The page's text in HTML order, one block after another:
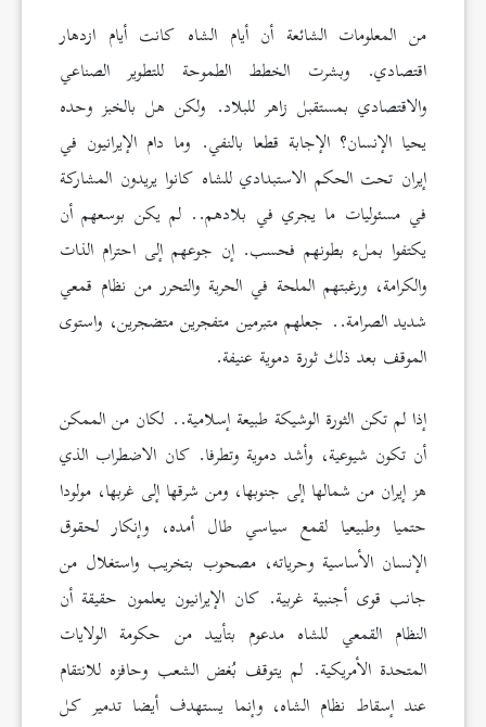
من المعلومات الشائعة أن أيام الشاه كانت أيام ازدهار
اقتصادي. وبشرت الخطط الطموحة للتطوير الصناعي
والاقتصادي بمستقبل زاهر للبلاد. ولكن هل بالخبز وحده
يحيا الإنسان؟ الإجابة قطعا بالنفي. وما دام الإيرانيون في
إيران تحت الحكم الاستبدادي للشاه كانوا يريدون المشاركة
في مسئوليات ما يجري في بلادهم.. لم يكن بوسعهم أن
يكتفوا بملء بطونهم فحسب. إن جوعهم إلى احترام الذات
والكرامة، ورغبتهم الملحة في الحرية والتحرر من نظام قمعي
شديد الصرامة.. جعلهم متبرمين متفجرين متضجرين، واستوى
الموقف بعد ذلك ثورة دموية عنيفة.
إذا لم تكن الثورة الوشيكة طبيعة إسلامية.. لكان من الممكن
أن تكون شيوعية، وأشد دموية وتطرفا. كان الاضطراب الذي
هز إيران من شمالها إلى جنوبها، ومن شرقها إلى غربها، مولودا
حتميا وطبيعيا لقمع سياسي طال أمده، وإنكار لحقوق
الإنسان الأساسية وحرياته، مصحوب بتخريب واستغلال من
جانب قوى أجنبية غربية. كان الإيرانيون يعلمون حقيقة أن
النظام القمعي للشاه مدعوم بتأييد من حكومة الولايات
المتحدة الأمريكية. لم يتوقف بُغض الشعب وحافزه للانتقام
عند إسقاط نظام الشاه، وإنما يستهدف أيضا تدمير كل